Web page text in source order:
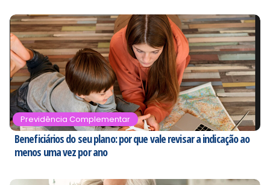
Previdência Complementar
Beneficiários do seu plano: por que vale revisar a indicação ao
menos uma vez por ano